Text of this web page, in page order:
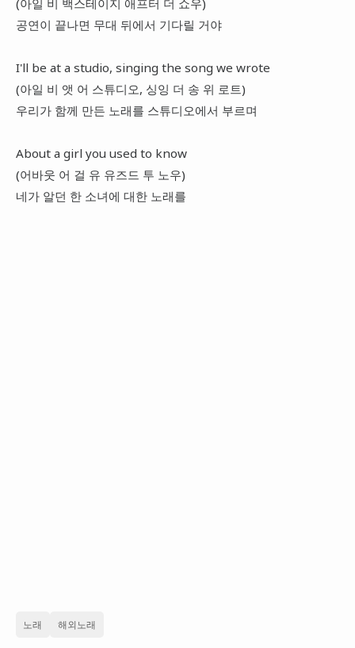
(아일 비 백스테이지 애프터 더 쇼우)
공연이 끝나면 무대 뒤에서 기다릴 거야
I'll be at a studio, singing the song we wrote
(아일 비 앳 어 스튜디오, 싱잉 더 송 위 로트)
우리가 함께 만든 노래를 스튜디오에서 부르며
About a girl you used to know
(어바웃 어 걸 유 유즈드 투 노우)
네가 알던 한 소녀에 대한 노래를
노래 해외노래